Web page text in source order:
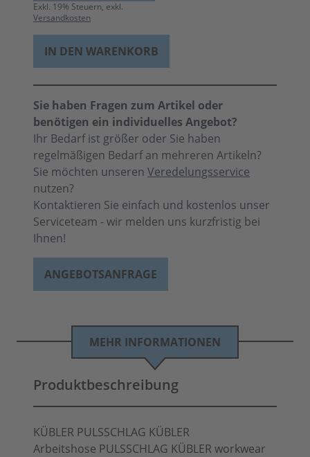
Exkl. 19% Steuern, exkl.
Versandkosten
IN DEN WARENKORB
Sie haben Fragen zum Artikel oder
benötigen ein individuelles Angebot?
Ihr Bedarf ist größer oder Sie haben
regelmäßigen Bedarf an mehreren Artikeln?
Sie möchten unseren Veredelungsservice
nutzen?
Kontaktieren Sie einfach und kostenlos unser
Serviceteam - wir melden uns kurzfristig bei
Ihnen!
ANGEBOTSANFRAGE
MEHR INFORMATIONEN
Produktbeschreibung
KÜBLER PULSSCHLAG KÜBLER
Arbeitshose PULSSCHLAG KÜBLER workwear